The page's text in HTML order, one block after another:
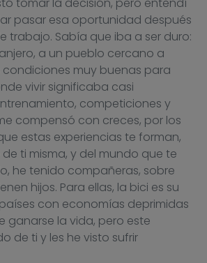
pasar esa oportunidad después
trabajo. Sabía que iba a ser duro:
a un pueblo cercano a
muy buenas para
vivir significaba casi
competiciones y
compensó con creces, por los
estas experiencias te forman,
ti misma, y del mundo que te
he tenido compañeras, sobre
hijos. Para ellas, la bici es su
con economías deprimidas
ganarse la vida, pero este
de ti y les he visto sufrir